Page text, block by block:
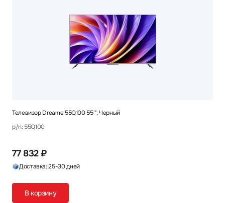
Телевизор Dreame 55Q100 55 ", Черный
p/n: 55Q100
77 832 ₽
Доставка: 25-30 дней
В корзину